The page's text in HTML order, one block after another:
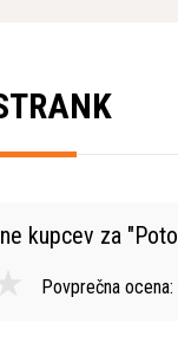
kupcev za "
Povprečna ocena: